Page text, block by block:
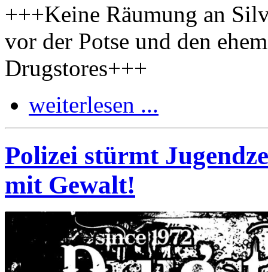
+++Keine Räumung an
vor der Potse und den
Drugstores+++
weiterlesen ...
Polizei stürmt
mit Gewalt!